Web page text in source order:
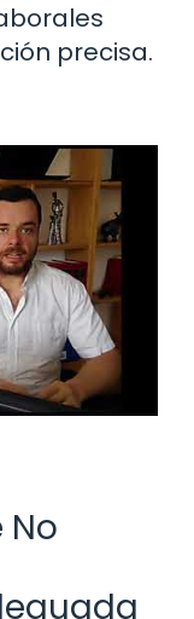
precisa.